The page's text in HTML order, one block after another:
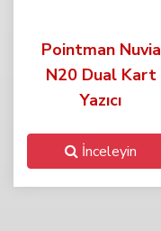
Pointman Nuvia
N20 Dual Kart
Yazıcı
İnceleyin